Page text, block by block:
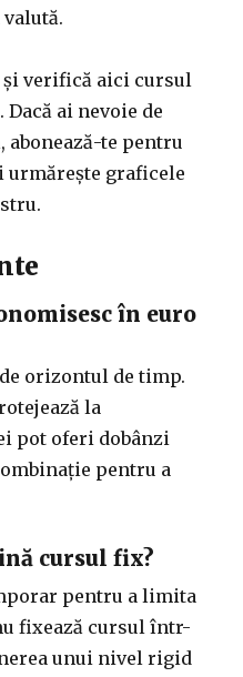
verifică aici cursul
ai nevoie de
te pentru
graficele
în euro
orizontul de timp.
la
pot oferi dobânzi
pentru a
cursul fix?
pentru a limita
fixează cursul într-
unui nivel rigid